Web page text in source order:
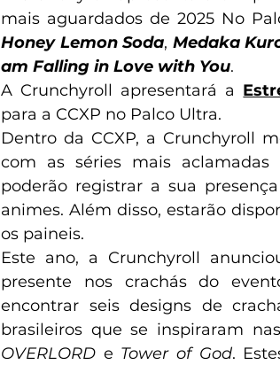
mais aguardados de 2025 No
Honey Lemon Soda, Medaka
am Falling in Love with You.
A Crunchyroll apresentará a
para a CCXP no Palco Ultra.
Dentro da CCXP, a Crunchyroll
com as séries mais
poderão registrar a sua
animes. Além disso, estarão
os paineis.
Este ano, a Crunchyroll
presente nos crachás do
encontrar seis designs de
brasileiros que se inspiraram
OVERLORD e Tower of God.